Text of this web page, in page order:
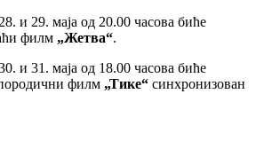
и 29. маја од 20.00 часова биће
филм „Жетва“.
и 31. маја од 18.00 часова биће
филм „Тике“ синхронизован